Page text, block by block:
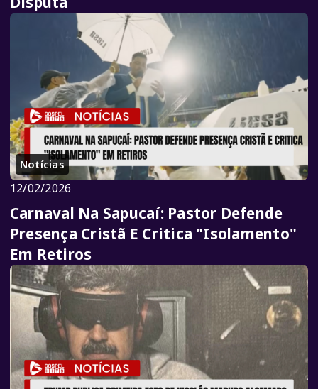
Notícias
12/02/2026
Carnaval Na Sapucaí: Pastor Defende
Presença Cristã E Critica "Isolamento"
Em Retiros